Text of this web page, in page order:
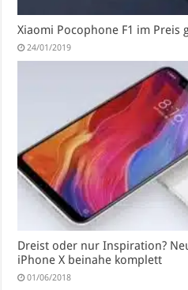
Xiaomi Pocophone F1 im Preis
24/01/2019
Dreist oder nur Inspiration?
iPhone X beinahe komplett
01/06/2018